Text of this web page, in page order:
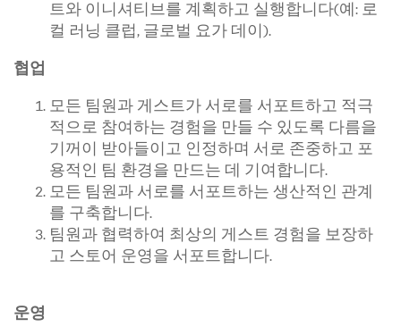
트와 이니셔티브를 계획하고 실행합니다(예: 로
컬 러닝 클럽, 글로벌 요가 데이).
협업
모든 팀원과 게스트가 서로를 서포트하고 적극
적으로 참여하는 경험을 만들 수 있도록 다름을
기꺼이 받아들이고 인정하며 서로 존중하고 포
용적인 팀 환경을 만드는 데 기여합니다.
모든 팀원과 서로를 서포트하는 생산적인 관계
를 구축합니다.
팀원과 협력하여 최상의 게스트 경험을 보장하
고 스토어 운영을 서포트합니다.
운영